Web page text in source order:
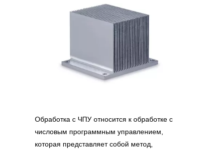
Обработка с ЧПУ относится к обработке с
числовым программным управлением,
которая представляет собой метод,